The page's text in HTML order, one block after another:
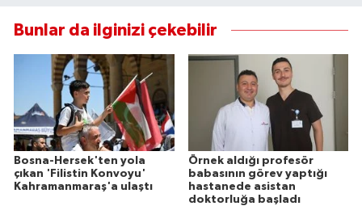
Bunlar da ilginizi çekebilir
Bosna-Hersek'ten yola
çıkan 'Filistin Konvoyu'
Kahramanmaraş'a ulaştı
Örnek aldığı profesör
babasının görev yaptığı
hastanede asistan
doktorluğa başladı